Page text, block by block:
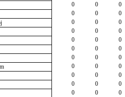
0 0
0
0 0
0
0 0
0
0 0
0
0 0
0
0 0
0
0 0
0
0 0
0
0 0
0
0 0
0
0 0
0